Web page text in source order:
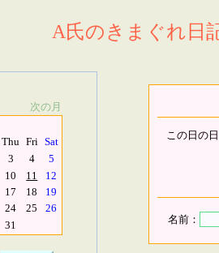
A氏のきまぐれ日
次の月
Thu Fri Sat
3 4
5
10 11
12
17 18
19
24 25
26
31
この日の
名前：